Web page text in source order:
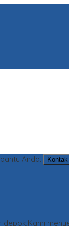
Anda.
depok,Kami